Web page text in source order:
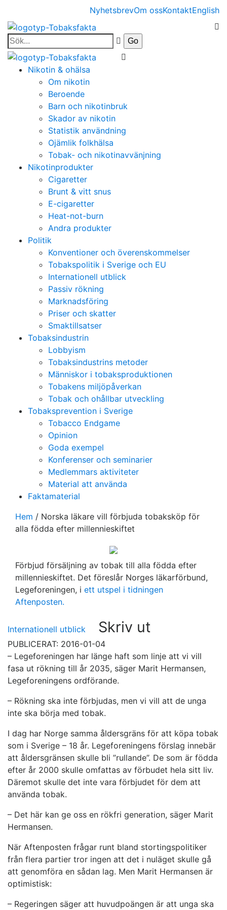
NyhetsbrevOm ossKontaktEnglish
Nikotin & ohälsa
Om nikotin
Beroende
Barn och nikotinbruk
Skador av nikotin
Statistik användning
Ojämlik folkhälsa
Tobak- och nikotinavvänjning
Nikotinprodukter
Cigaretter
Brunt & vitt snus
E-cigaretter
Heat-not-burn
Andra produkter
Politik
Konventioner och överenskommelser
Tobakspolitik i Sverige och EU
Internationell utblick
Passiv rökning
Marknadsföring
Priser och skatter
Smaktillsatser
Tobaksindustrin
Lobbyism
Tobaksindustrins metoder
Människor i tobaksproduktionen
Tobakens miljöpåverkan
Tobak och ohållbar utveckling
Tobaksprevention i Sverige
Tobacco Endgame
Opinion
Goda exempel
Konferenser och seminarier
Medlemmars aktiviteter
Material att använda
Faktamaterial
Hem / Norska läkare vill förbjuda tobaksköp för
alla födda efter millennieskiftet
Förbjud försäljning av tobak till alla födda efter
millennieskiftet. Det föreslår Norges läkarförbund,
Legeforeningen, i ett utspel i tidningen
Aftenposten.
Internationell utblick Skriv ut
PUBLICERAT: 2016-01-04
– Legeforeningen har länge haft som linje att vi vill
fasa ut rökning till år 2035, säger Marit Hermansen,
Legeforeningens ordförande.
– Rökning ska inte förbjudas, men vi vill att de unga
inte ska börja med tobak.
I dag har Norge samma åldersgräns för att köpa tobak
som i Sverige – 18 år. Legeforeningens förslag innebär
att åldersgränsen skulle bli ”rullande”. De som är födda
efter år 2000 skulle omfattas av förbudet hela sitt liv.
Däremot skulle det inte vara förbjudet för dem att
använda tobak.
– Det här kan ge oss en rökfri generation, säger Marit
Hermansen.
När Aftenposten frågar runt bland stortingspolitiker
från flera partier tror ingen att det i nuläget skulle gå
att genomföra en sådan lag. Men Marit Hermansen är
optimistisk:
– Regeringen säger att huvudpoängen är att unga ska